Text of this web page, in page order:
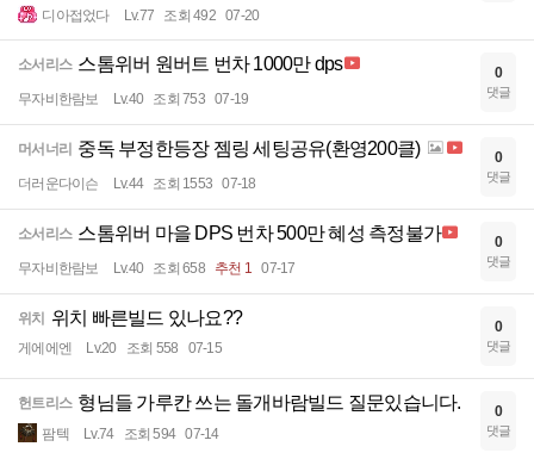
디아접었다 Lv.77 조회 492 07-20
소서리스 스톰위버 원버트 번차 1000만 dps
무자비한람보 Lv.40 조회 753 07-19
0
댓글
머서너리 중독 부정한등장 젬링 세팅공유(환영200클)
더러운다이슨 Lv.44 조회 1553 07-18
0
댓글
소서리스 스톰위버 마을 DPS 번차 500만 혜성 측정불가
무자비한람보 Lv.40 조회 658 추천 1 07-17
0
댓글
위치 위치 빠른빌드 있나요??
게에에엔 Lv.20 조회 558 07-15
0
댓글
헌트리스 형님들 가루칸 쓰는 돌개바람빌드 질문있습니다.
팜텍 Lv.74 조회 594 07-14
0
댓글